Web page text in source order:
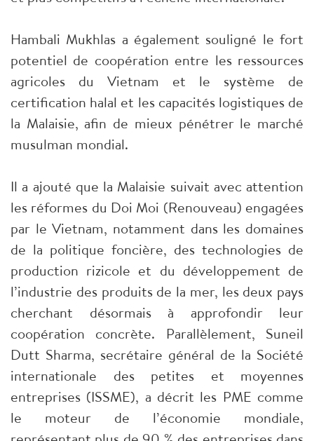
Hambali Mukhlas a également souligné le fort
potentiel de coopération entre les ressources
agricoles du Vietnam et le système de
certification halal et les capacités logistiques de
la Malaisie, afin de mieux pénétrer le marché
musulman mondial.
Il a ajouté que la Malaisie suivait avec attention
les réformes du Doi Moi (Renouveau) engagées
par le Vietnam, notamment dans les domaines
de la politique foncière, des technologies de
production rizicole et du développement de
l’industrie des produits de la mer, les deux pays
cherchant désormais à approfondir leur
coopération concrète. Parallèlement, Suneil
Dutt Sharma, secrétaire général de la Société
internationale des petites et moyennes
entreprises (ISSME), a décrit les PME comme
le moteur de l’économie mondiale,